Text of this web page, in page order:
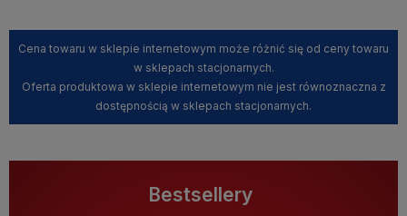
Cena towaru w sklepie internetowym może różnić się od ceny towaru
w sklepach stacjonarnych.
Oferta produktowa w sklepie internetowym nie jest równoznaczna z
dostępnością w sklepach stacjonarnych.
Bestsellery